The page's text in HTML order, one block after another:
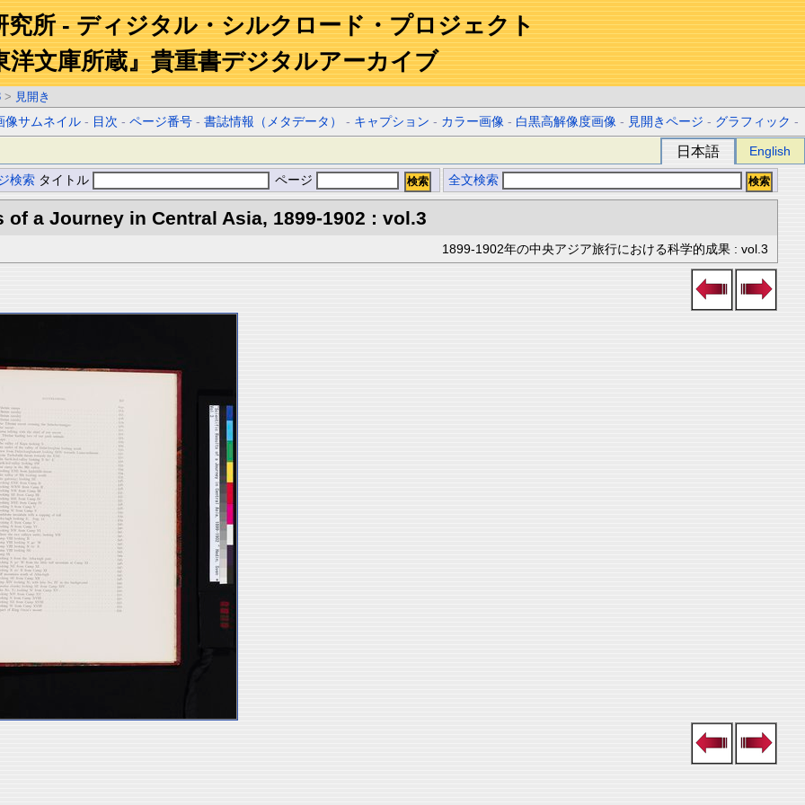
究所 - ディジタル・シルクロード・プロジェクト
洋文庫所蔵』貴重書デジタルアーカイブ
> 見開き
像サムネイル - 目次 -ページ番号 -書誌情報（メタデータ） - キャプション - カラー画像 - 白黒高解像度画像 - 見開きページ - グラフィック -
日本語 English
検索 タイトル ページ 全文検索
a Journey in Central Asia, 1899-1902 : vol.3
1899-1902年の中央アジア旅行における科学的成果 : vol.3